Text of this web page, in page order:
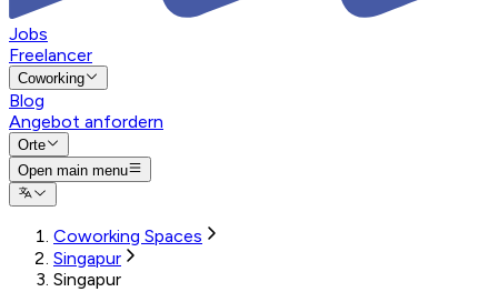
Jobs
Freelancer
Coworking
Blog
Angebot anfordern
Orte
Open main menu
Coworking Spaces
Singapur
Singapur